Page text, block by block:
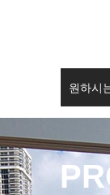
원하시